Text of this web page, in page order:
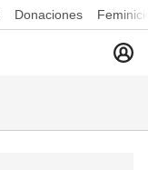
Donaciones